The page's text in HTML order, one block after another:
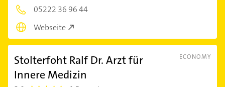
05222 36 96 44
Webseite
ECONOMY
Stolterfoht Ralf Dr. Arzt für
Innere Medizin